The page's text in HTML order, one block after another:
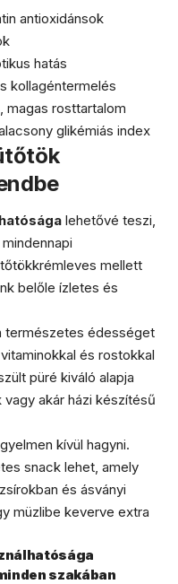
antioxidánsok
hatás
kollagéntermelés
magas rosttartalom
glikémiás index
lehetővé teszi,
mellett
belőle ízletes és
természetes édességet
és rostokkal
püré kiváló alapja
akár házi készítésű
kívül hagyni.
snack lehet, amely
és ásványi
müzlibe keverve extra
szakában